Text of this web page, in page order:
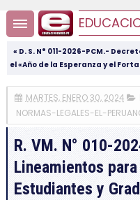
« D. S. N° 011-2026-PCM.-
el «Año de la Esperanza y el
MARTES, ENERO 30, 2024
NORMAS-LEGALES-EL-
R. VM. N° 010-
Lineamientos
Estudiantes y